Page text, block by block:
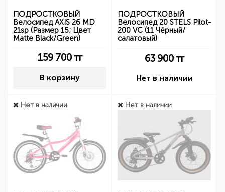
ПОДРОСТКОВЫЙ
Велосипед AXIS 26 MD
21sp (Размер 15; Цвет
Matte Black/Green)
159 700тг
В корзину
ПОДРОСТКОВЫЙ
Велосипед 20 STELS Pilot-
200 VC (11 Чёрный/
салатовый)
63 900тг
Нет в наличии
Нет в наличии Нет в наличии